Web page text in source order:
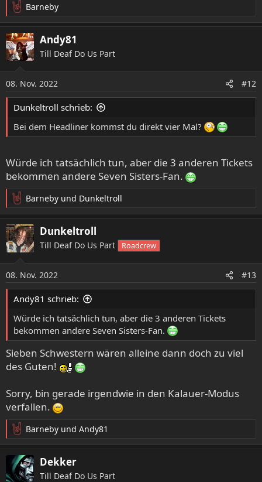
R
e
a
k
t
n
e
n
Barneby
Andy81
Till Deaf Do Us Part
08. Nov. 2022 #12
Dunkeltroll schrieb:
Bei dem Headliner kommst du direkt vier Mal?
Würde ich tatsächlich tun, aber die 3 anderen Tickets
bekommen andere Seven Sisters-Fan.
R
e
a
k
t
n
e
n
Barneby und Dunkeltroll
Dunkeltroll
Till Deaf Do Us Part Roadcrew
08. Nov. 2022 #13
Andy81 schrieb:
Würde ich tatsächlich tun, aber die 3 anderen Tickets
bekommen andere Seven Sisters-Fan.
Sieben Schwestern wären alleine dann doch zu viel
des Guten!
Sorry, bin gerade irgendwie in den Kalauer-Modus
verfallen.
R
e
a
k
t
Barneby und Andy81
Dekker
Till Deaf Do Us Part